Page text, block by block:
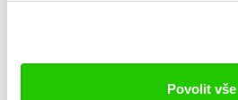
Povolit vše